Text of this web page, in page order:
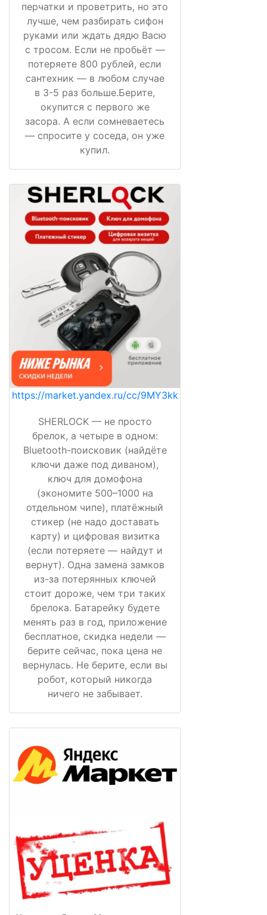
перчатки и проветрить, но это
лучше, чем разбирать сифон
руками или ждать дядю Васю
с тросом. Если не пробьёт —
потеряете 800 рублей, если
сантехник — в любом случае
в 3-5 раз больше.Берите,
окупится с первого же
засора. А если сомневаетесь
— спросите у соседа, он уже
купил.
https://market.yandex.ru/cc/9MY3kk
SHERLOCK — не просто
брелок, а четыре в одном:
Bluetooth-поисковик (найдёте
ключи даже под диваном),
ключ для домофона
(экономите 500–1000 на
отдельном чипе), платёжный
стикер (не надо доставать
карту) и цифровая визитка
(если потеряете — найдут и
вернут). Одна замена замков
из-за потерянных ключей
стоит дороже, чем три таких
брелока. Батарейку будете
менять раз в год, приложение
бесплатное, скидка недели —
берите сейчас, пока цена не
вернулась. Не берите, если вы
робот, который никогда
ничего не забывает.